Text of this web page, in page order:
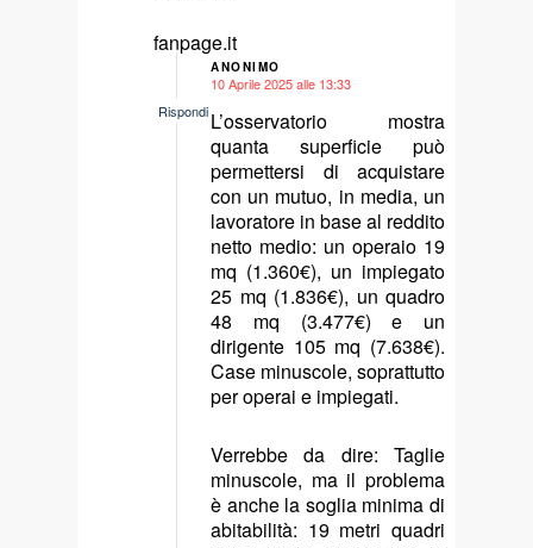
fanpage.it
ANONIMO
10 Aprile 2025 alle 13:33
L’osservatorio mostra
quanta superficie può
permettersi di acquistare
con un mutuo, in media, un
lavoratore in base al reddito
netto medio: un operaio 19
mq (1.360€), un impiegato
25 mq (1.836€), un quadro
48 mq (3.477€) e un
dirigente 105 mq (7.638€).
Case minuscole, soprattutto
per operai e impiegati.
Verrebbe da dire: Taglie
minuscole, ma il problema
è anche la soglia minima di
abitabilità: 19 metri quadri
Rispondi